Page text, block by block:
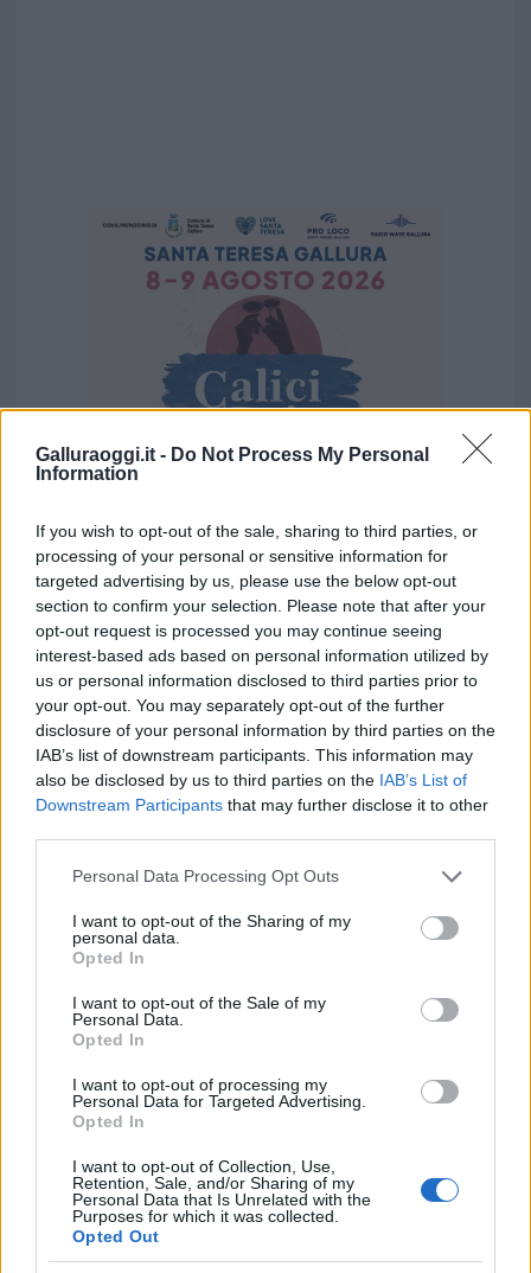
Galluraoggi.it - Do Not Process My Personal
Information
If you wish to opt-out of the sale, sharing to third parties, or
processing of your personal or sensitive information for
targeted advertising by us, please use the below opt-out
section to confirm your selection. Please note that after your
opt-out request is processed you may continue seeing
interest-based ads based on personal information utilized by
us or personal information disclosed to third parties prior to
your opt-out. You may separately opt-out of the further
disclosure of your personal information by third parties on the
IAB’s list of downstream participants. This information may
also be disclosed by us to third parties on the IAB’s List of
Downstream Participants that may further disclose it to other
Please note that this website/app uses one or more Google
not limited to your visit or usage behaviour. You may click to
grant or deny consent to Google and its third-party tags to
use your data for below specified purposes in below Google
consent section.
Personal Data Processing Opt Outs
I want to opt-out of the Sharing of my
personal data.
Opted In
I want to opt-out of the Sale of my
Personal Data.
Opted In
I want to opt-out of processing my
Personal Data for Targeted Advertising.
Opted In
I want to opt-out of Collection, Use,
Retention, Sale, and/or Sharing of my
Personal Data that Is Unrelated with the
Purposes for which it was collected.
Opted Out
Vuoi rimuovere le pubblicità nazionali?
Puoi abbonarti asoli € 1,10 al mese
cliccandoqui
Sei già abbonato?
Puoi effettuare l'accesso andando nella
sezioneLogindal menù del sito o
cliccandoqui
TEMI: Comune Di Palau
Notizie in tempo reale?
Entra nel canale telegram di
Inviaci le tue segnalazioni,
i tuoi video e le tue foto
Su WhatsApp al numero +39
345 356 7512